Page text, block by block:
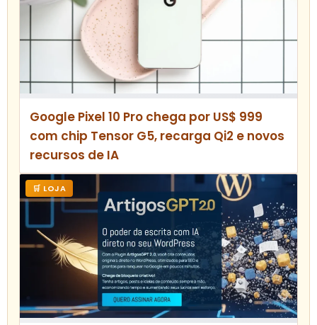
Google Pixel 10 Pro chega por US$ 999
com chip Tensor G5, recarga Qi2 e novos
recursos de IA
🛒 LOJA